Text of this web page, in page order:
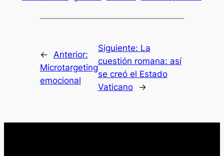
← Anterior:
Microtargeting
emocional
Siguiente: La
cuestión romana: así
se creó el Estado
Vaticano
→